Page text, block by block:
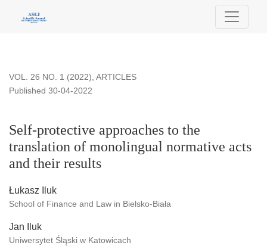
Self-protective approaches to the translation of monolingual
VOL. 26 NO. 1 (2022), ARTICLES
Self-protective approaches to the
translation of monolingual normative acts
and their results
Published 30-04-2022
Łukasz Iluk
School of Finance and Law in Bielsko-Biała
Jan Iluk
Uniwersytet Śląski w Katowicach